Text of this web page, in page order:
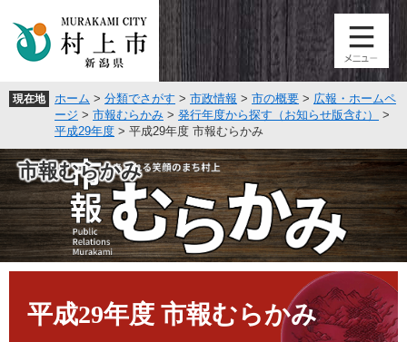
頭
。
飛
て
本
文
へ
現在地 ホーム > 分類でさがす > 市政情報 > 市の概要 > 広報・ホームペ
ージ > 市報むらかみ > 発行年度から探す（お知らせ版含む）
>
平成29年度 > 平成29年度 市報むらかみ
市報むらかみ
平成29年度 市報むらかみ